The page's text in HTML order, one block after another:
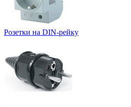
Розетки на DIN-рейку